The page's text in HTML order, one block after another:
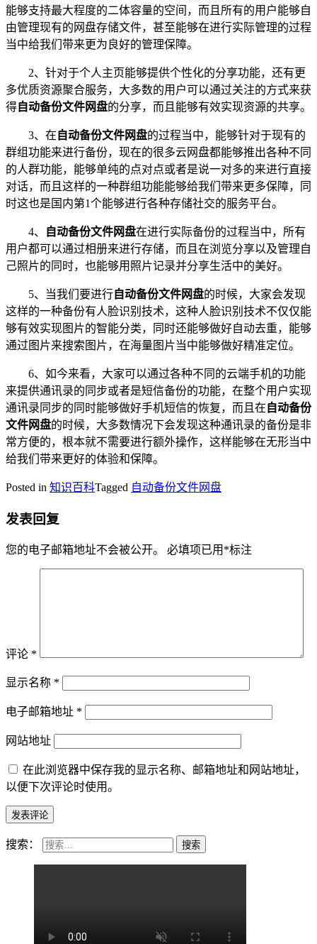
能够支持最大程度的二体容量的空间，而且所有的用户能够自
由管理现有的网盘存储文件，甚至能够在进行实际管理的过程
当中给我们带来更为良好的管理保障。
2、针对于个人主页能够提供个性化的分享功能，还有更
多优质资源聚合服务，大多数的用户可以通过关注的方式来获
得自动备份文件网盘的分享，而且能够有效实现资源的共享。
3、在 自动备份文件网盘的过程当中，能够针对于现有的
群组功能来进行备份，现在的很多云网盘都能够推出各种不同
的人群功能，能够单纯的点对点或者是说一对多的来进行直接
对话，而且这样的一种群组功能能够给我们带来更多保障，同
时这也是国内第1个能够进行各种存储社交的服务平台。
4、 自动备份文件网盘在进行实际备份的过程当中，所有
用户都可以通过相册来进行存储，而且在浏览分享以及管理自
己照片的同时，也能够用照片记录并分享生活中的美好。
5、当我们要进行自动备份文件网盘的时候，大家会发现
这样的一种备份有人脸识别技术，这种人脸识别技术不仅仅能
够有效实现图片的智能分类，同时还能够做好自动去重，能够
通过图片来搜索图片，在海量图片当中能够做好精准定位。
6、如今来看，大家可以通过各种不同的云端手机的功能
来提供通讯录的同步或者是短信备份的功能，在整个用户实现
通讯录同步的同时能够做好手机短信的恢复，而且在 自动备份
文件网盘的时候，大多数情况下会发现这种通讯录的备份是非
常方便的，根本就不需要进行额外操作，这样能够在无形当中
给我们带来更好的体验和保障。
Posted in 知识百科Tagged 自动备份文件网盘
发表回复
您的电子邮箱地址不会被公开。 必填项已用 *标注
评论 *
显示名称 *
电子邮箱地址 *
网站地址
在此浏览器中保存我的显示名称、邮箱地址和网站地址，
以便下次评论时使用。
搜索：